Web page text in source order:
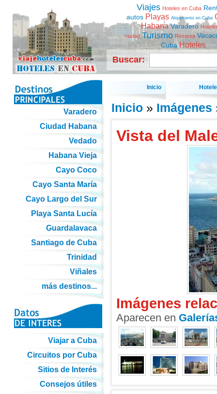
Viajes Hoteles en Cuba
autos Playas Alojamiento en Cuba
Habana Varadero
ciudad Turismo Reserva
Cuba Hoteles
Buscar:
Inicio
Inicio» Imágenes
Vista del
Imágenes
Aparecen en
Varadero
Ciudad Habana
Vedado
Habana Vieja
Cayo Coco
Cayo Santa María
Cayo Largo del Sur
Playa Santa Lucía
Guardalavaca
Santiago de Cuba
Trinidad
Viñales
más destinos...
Viajar a Cuba
Circuitos por Cuba
Sitios de Interés
Consejos útiles